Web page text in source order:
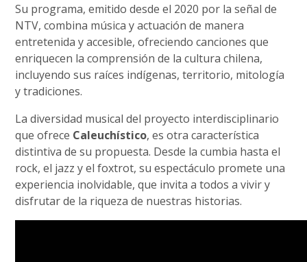
Su programa, emitido desde el 2020 por la señal de
NTV, combina música y actuación de manera
entretenida y accesible, ofreciendo canciones que
enriquecen la comprensión de la cultura chilena,
incluyendo sus raíces indígenas, territorio, mitología
y tradiciones.
La diversidad musical del proyecto interdisciplinario
que ofrece Caleuchístico, es otra característica
distintiva de su propuesta. Desde la cumbia hasta el
rock, el jazz y el foxtrot, su espectáculo promete una
experiencia inolvidable, que invita a todos a vivir y
disfrutar de la riqueza de nuestras historias.